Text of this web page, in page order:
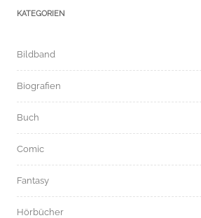
KATEGORIEN
Bildband
Biografien
Buch
Comic
Fantasy
Hörbücher